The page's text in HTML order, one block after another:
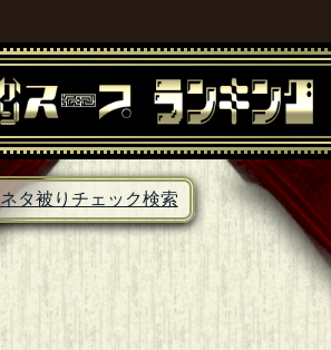
ネタ被りチェック検索